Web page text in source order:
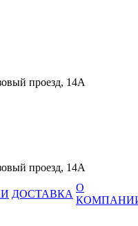
проезд, 14А
проезд, 14А
ДОСТАВКА
О